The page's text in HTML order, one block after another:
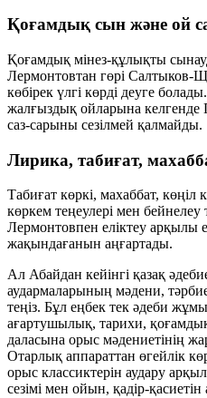
Қоғамдық сын және ой
Қоғамдық мінез-құлықты
Лермонтовтан гөрі Салтыков-
көбірек үлгі көрді деуге
жалғыздық ойларына
саз-сарыны сезілмей қалмайды.
Лирика, табиғат,
Табиғат көркі, махаббат,
көркем теңеулері мен бейнелеу
Лермонтовпен еліктеу арқылы
жақындағанын аңғартады.
Ал Абайдан кейінгі қазақ
аудармаларының мәдени,
теңіз. Бұл еңбек тек әдеби
ағартушылық, тарихи,
даласына орыс мәдениетінің
Отарлық аппараттан өгейлік
орыс классиктерін аудару
сезімі мен ойын, қадір-